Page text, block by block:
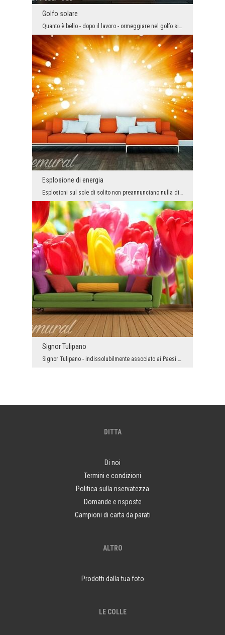
Golfo solare
Quanto è bello - dopo il lavoro - ormeggiare nel golfo sicuro, privato. La tranquillità perfetta,...
Esplosione di energia
Esplosioni sul sole di solito non preannunciano nulla di buono. Con ottimismo guardiamo il futuro...
Signor Tulipano
Signor Tulipano - indissolubilmente associato ai Paesi Bassi - è un simbolo floreale di energia p...
DITTA
Di noi
Termini e condizioni
Politica sulla riservatezza
Domande e risposte
Campioni di carta da parati
ALTRO
Prodotti dalla tua foto
LE COLLE